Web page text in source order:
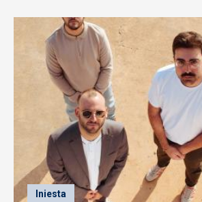
Iniesta